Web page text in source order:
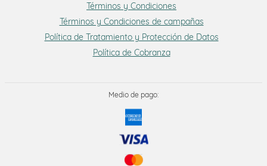
Términos y Condiciones
Términos y Condiciones de campañas
Política de Tratamiento y Protección de Datos
Política de Cobranza
Medio de pago: